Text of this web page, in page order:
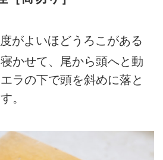
がよいほどうろこがある
かせて、尾から頭へと動
ラの下で頭を斜めに落と
。